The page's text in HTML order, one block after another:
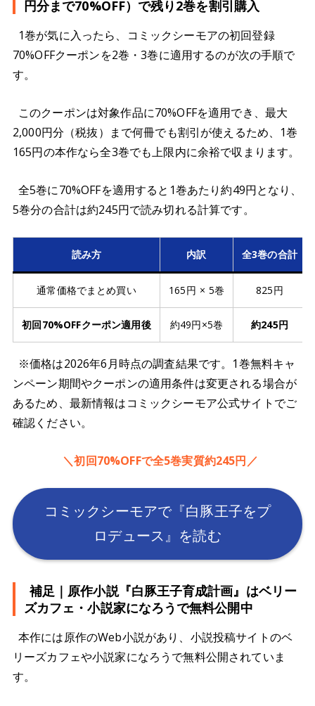
円分まで70%OFF）で残り2巻を割引購入
1巻が気に入ったら、コミックシーモアの初回登録
70%OFFクーポンを2巻・3巻に適用するのが次の手順で
す。
このクーポンは対象作品に70%OFFを適用でき、最大
2,000円分（税抜）まで何冊でも割引が使えるため、1巻
165円の本作なら全3巻でも上限内に余裕で収まります。
全5巻に70%OFFを適用すると1巻あたり約49円となり、
5巻分の合計は約245円で読み切れる計算です。
読み方 内訳 全3巻の合計
通常価格でまとめ買い 165円 × 5巻 825円
初回70%OFFクーポン適用後 約49円×5巻 約245円
※価格は2026年6月時点の調査結果です。1巻無料キャ
ンペーン期間やクーポンの適用条件は変更される場合が
あるため、最新情報はコミックシーモア公式サイトでご
確認ください。
＼初回70%OFFで全5巻実質約245円／
コミックシーモアで『白豚王子をプ
ロデュース』を読む
補足｜原作小説『白豚王子育成計画』はベリー
ズカフェ・小説家になろうで無料公開中
本作には原作のWeb小説があり、小説投稿サイトのベ
リーズカフェや小説家になろうで無料公開されていま
す。